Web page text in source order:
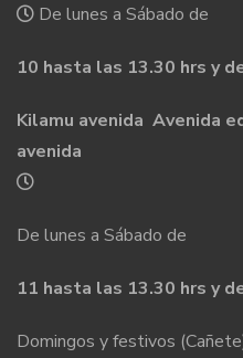
De lunes a Sábado de
10 hasta las 13.30 hrs y
Kilamu avenida Avenida
avenida
De lunes a Sábado de
11 hasta las 13.30 hrs y
Domingos y festivos